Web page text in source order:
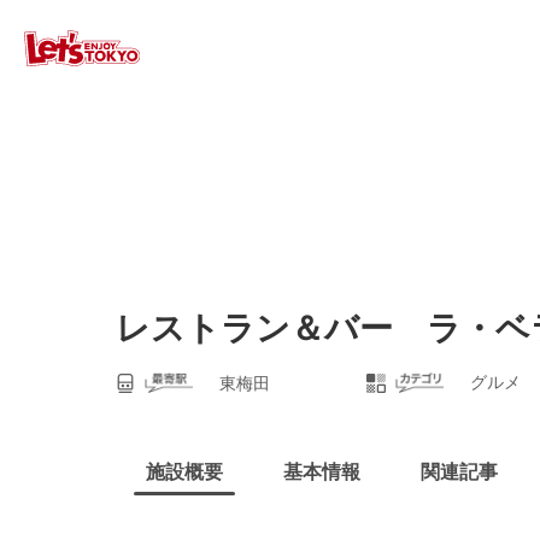
レストラン＆バー ラ・
東梅田 グルメ
施設概要 基本情報 関連記事